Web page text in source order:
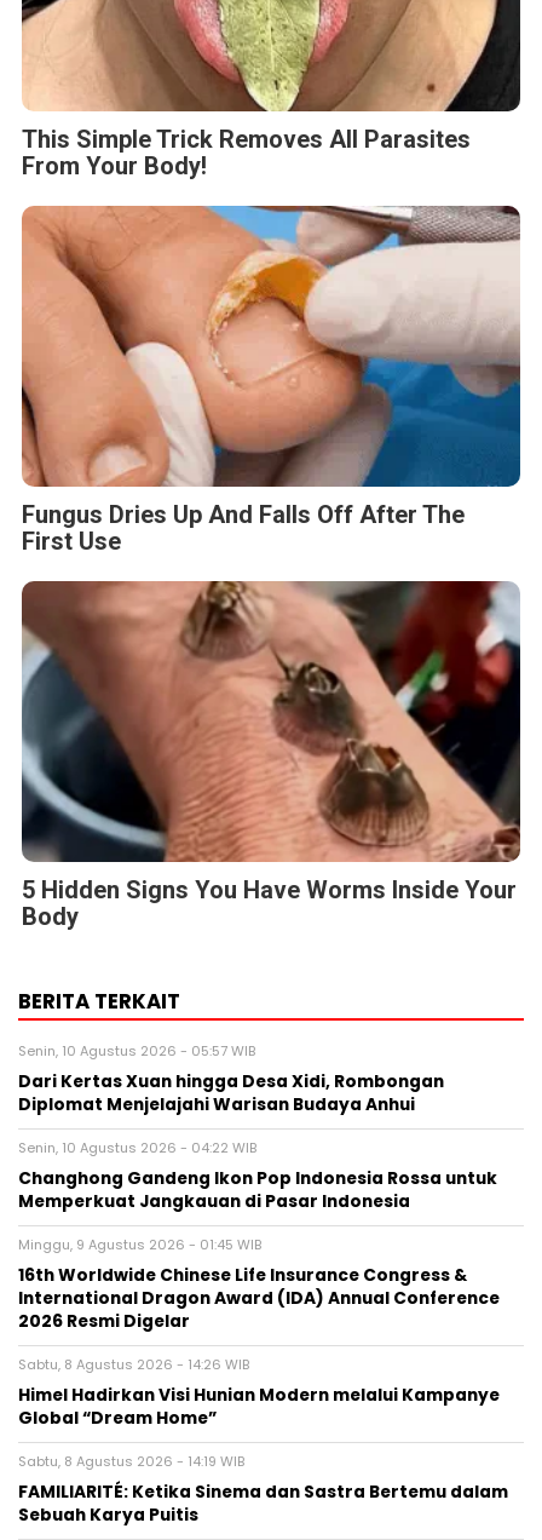
This Simple Trick Removes All Parasites
From Your Body!
Fungus Dries Up And Falls Off After The
First Use
5 Hidden Signs You Have Worms Inside Your
Body
BERITA TERKAIT
Senin, 10 Agustus 2026 - 05:57 WIB
Dari Kertas Xuan hingga Desa Xidi, Rombongan
Diplomat Menjelajahi Warisan Budaya Anhui
Senin, 10 Agustus 2026 - 04:22 WIB
Changhong Gandeng Ikon Pop Indonesia Rossa untuk
Memperkuat Jangkauan di Pasar Indonesia
Minggu, 9 Agustus 2026 - 01:45 WIB
16th Worldwide Chinese Life Insurance Congress &
International Dragon Award (IDA) Annual Conference
2026 Resmi Digelar
Sabtu, 8 Agustus 2026 - 14:26 WIB
Himel Hadirkan Visi Hunian Modern melalui Kampanye
Global “Dream Home”
Sabtu, 8 Agustus 2026 - 14:19 WIB
FAMILIARITÉ: Ketika Sinema dan Sastra Bertemu dalam
Sebuah Karya Puitis